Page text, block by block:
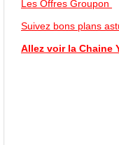
Les Offres Groupon
Suivez bons plans
Allez voir la Chaine